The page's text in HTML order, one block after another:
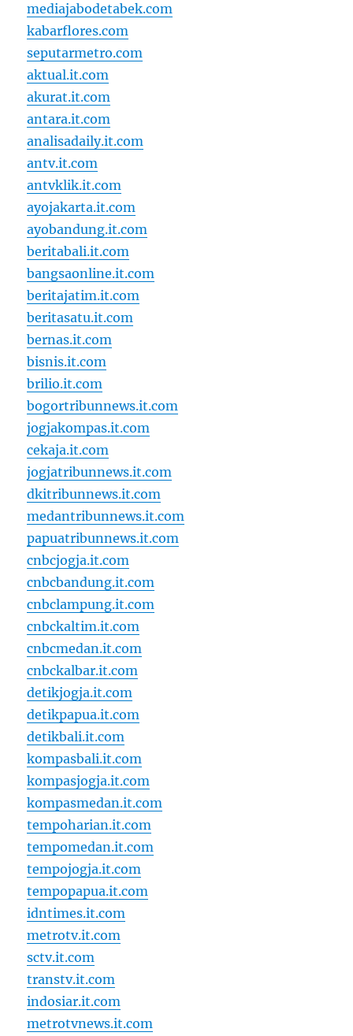
mediajabodetabek.com
kabarflores.com
seputarmetro.com
aktual.it.com
akurat.it.com
antara.it.com
analisadaily.it.com
antv.it.com
antvklik.it.com
ayojakarta.it.com
ayobandung.it.com
beritabali.it.com
bangsaonline.it.com
beritajatim.it.com
beritasatu.it.com
bernas.it.com
bisnis.it.com
brilio.it.com
bogortribunnews.it.com
jogjakompas.it.com
cekaja.it.com
jogjatribunnews.it.com
dkitribunnews.it.com
medantribunnews.it.com
papuatribunnews.it.com
cnbcjogja.it.com
cnbcbandung.it.com
cnbclampung.it.com
cnbckaltim.it.com
cnbcmedan.it.com
cnbckalbar.it.com
detikjogja.it.com
detikpapua.it.com
detikbali.it.com
kompasbali.it.com
kompasjogja.it.com
kompasmedan.it.com
tempoharian.it.com
tempomedan.it.com
tempojogja.it.com
tempopapua.it.com
idntimes.it.com
metrotv.it.com
sctv.it.com
transtv.it.com
indosiar.it.com
metrotvnews.it.com